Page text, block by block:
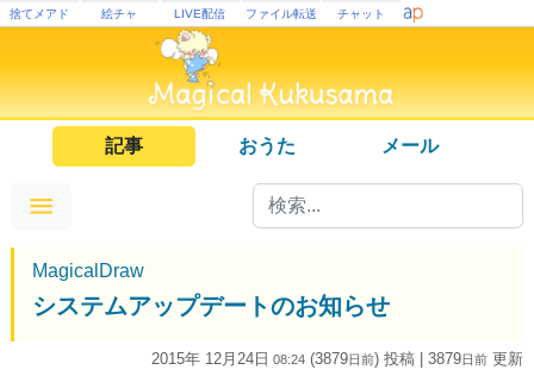
捨てメアド 絵チャ LIVE配信 ファイル転送 チャット
記事 おうた メール
MagicalDraw
システムアップデートのお知らせ
2015年 12月24日 08:24 (3879日前) 投稿 | 3879日前 更新